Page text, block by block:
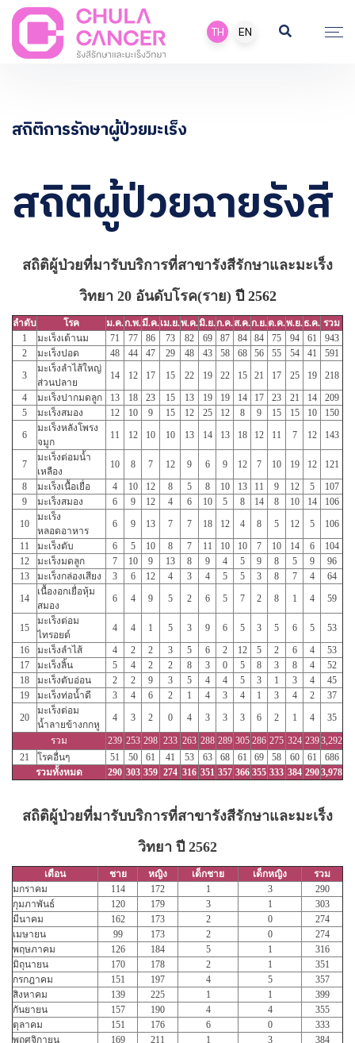
TH EN
สถิติการรักษาผู้ป่วยมะเร็ง
สถิติผู้ป่วยฉายรังสี
สถิติผู้ป่วยที่มารับบริการที่สาขารังสีรักษาและมะเร็ง
วิทยา 20 อันดับโรค(ราย) ปี 2562
ลำดับ โรค ม.ค.ก.พ.มี.ค.เม.ย.พ.ค.มิ.ย.ก.ค.ส.ค.ก.ย.ต.ค.พ.ย.ธ.ค. รวม
1
มะเร็งเต้านม 71 77 86 73 82 69 87 84 84 75 94 61
943
2
มะเร็งปอด 48 44 47 29 48 43 58 68 56 55 54 41
591
3
มะเร็งลำไส้ใหญ่
ส่วนปลาย
14 12 17 15 22 19 22 15 21 17 25 19
218
4
มะเร็งปากมดลูก 13 18 23 15 13 19 19 14 17 23 21 14
209
5
มะเร็งสมอง 12 10 9 15 12 25 12 8 9 15 15 10
150
6
มะเร็งหลังโพรง
จมูก
11 12 10 10 13 14 13 18 12 11 7 12 143
7
มะเร็งต่อมน้ำ
เหลือง
10 8 7 12 9 6 9 12 7 10 19 12
121
8
มะเร็งเนื้อเยื่อ 4 10 12 8 5 8 10 13 11 9 12 5
107
9
มะเร็งสมอง 6 9 12 4 6 10 5 8 14 8 10 14
106
10
มะเร็ง
หลอดอาหาร
6 9 13 7 7 18 12 4 8 5 12 5
106
11
มะเร็งตับ 6 5 10 8 7 11 10 10 7 10 14 6
104
12
มะเร็งมดลูก 7 10 9 13 8 9 4 5 9 8 5 9
96
13
มะเร็งกล่องเสียง 3 6 12 4 3 4 5 5 3 8 7 4
64
14
เนื้องอกเยื่อหุ้ม
สมอง
6 4 9 5 2 6 5 7 2 8 1 4 59
15
มะเร็งต่อม
ไทรอยด์
4 4 1 5 3 9 6 5 3 5 6 5
53
16
มะเร็งลำไส้ 4 2 2 3 5 6 2 12 5 2 6 4
53
17
มะเร็งลิ้น 5 4 2 2 8 3 0 5 8 3 8 4
52
18
มะเร็งตับอ่อน 2 2 9 3 5 4 4 5 3 1 3 4
45
19
มะเร็งท่อน้ำดี 3 4 6 2 1 4 3 4 1 3 4 2
37
20
มะเร็งต่อม
น้ำลายข้างกกหู
4 3 2 0 4 3 3 3 6 2 1 4 35
รวม 239 253 298 233 263 288 289 305 286 275 324 2393,292
21
โรคอื่นๆ 51 50 61 41 53 63 68 61 69 58 60 61
686
รวมทั้งหมด
290 303 359 274 316 351 357 366 355 333 384 2903,978
สถิติผู้ป่วยที่มารับบริการที่สาขารังสีรักษาและมะเร็ง
วิทยา ปี 2562
เดือน ชาย หญิง เด็กชาย เด็กหญิง
รวม
มกราคม
114 172 1 3
290
กุมภาพันธ์
120 179 3 1
303
มีนาคม
162 173 2 0
274
เมษายน
99 173 2 0
274
พฤษภาคม
126 184 5 1
316
มิถุนายน
170 178 2 1
351
กรกฎาคม
151 197 4 5
357
สิงหาคม
139 225 1 1
399
กันยายน
157 190 4 4
355
ตุลาคม
151 176 6 0
333
พฤศจิกายน
169 211 1 3
384